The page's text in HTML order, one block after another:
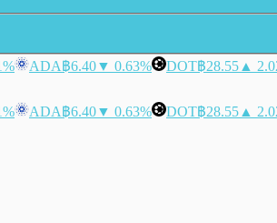
ADA฿6.40▼ 0.63% DOT฿28.55 ▲
ADA฿6.40▼ 0.63% DOT฿28.55 ▲